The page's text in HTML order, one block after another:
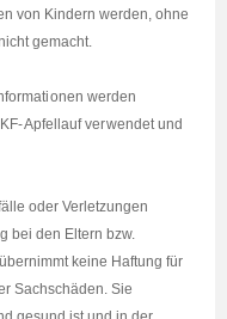
von Kindern werden, ohne
gemacht.
werden
Apfellauf verwendet und
oder Verletzungen
bei den Eltern bzw.
keine Haftung für
Sachschäden. Sie